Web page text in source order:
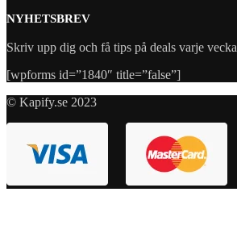
NYHETSBREV
Skriv upp dig och få tips på deals varje vecka
[wpforms id=”1840″ title=”false”]
© Kapify.se 2023